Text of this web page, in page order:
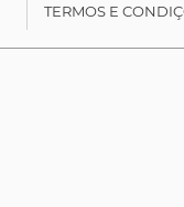
TERMOS E